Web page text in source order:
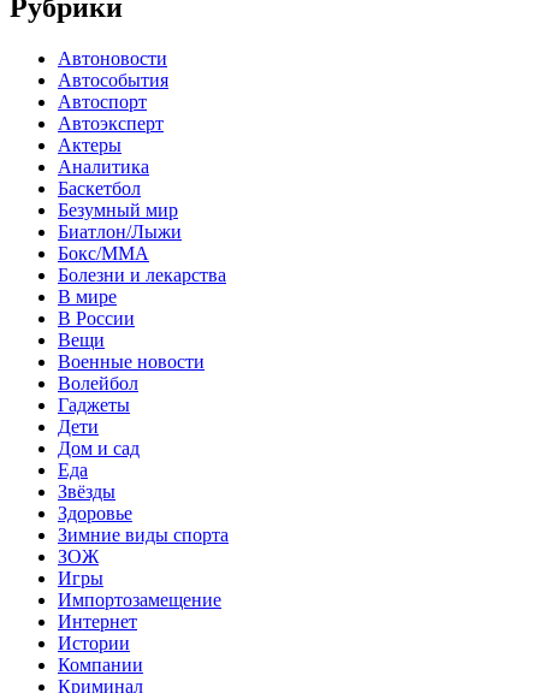
Рубрики
Автоновости
Автособытия
Автоспорт
Автоэксперт
Актеры
Аналитика
Баскетбол
Безумный мир
Биатлон/Лыжи
Бокс/MMA
Болезни и лекарства
В мире
В России
Вещи
Военные новости
Волейбол
Гаджеты
Дети
Дом и сад
Еда
Звёзды
Здоровье
Зимние виды спорта
ЗОЖ
Игры
Импортозамещение
Интернет
Истории
Компании
Криминал